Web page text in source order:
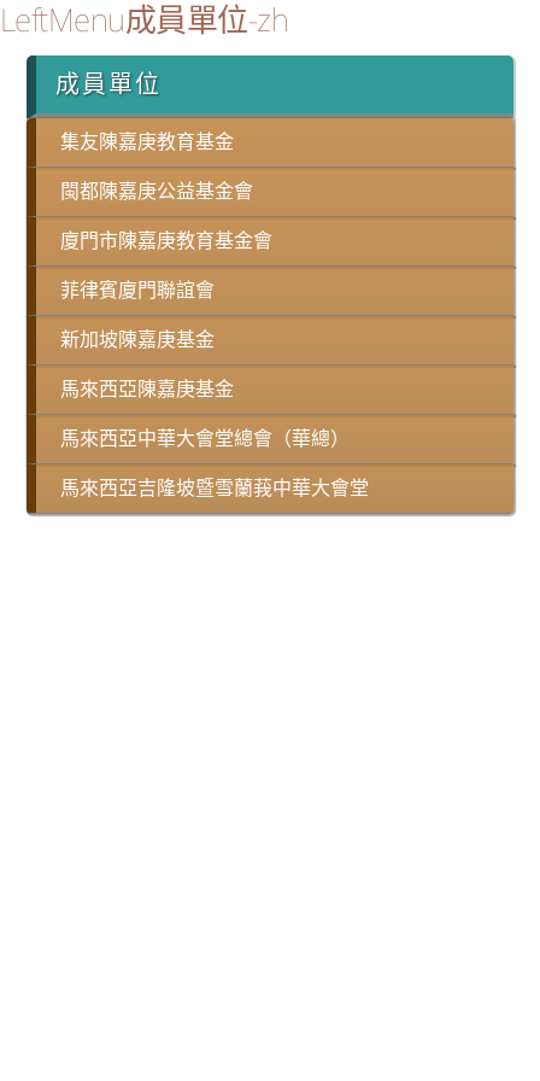
LeftMenu成員單位-zh
成員單位
集友陳嘉庚教育基金
閩都陳嘉庚公益基金會
廈門市陳嘉庚教育基金會
菲律賓廈門聯誼會
新加坡陳嘉庚基金
馬來西亞陳嘉庚基金
馬來西亞中華大會堂總會（華總）
馬來西亞吉隆坡暨雪蘭莪中華大會堂